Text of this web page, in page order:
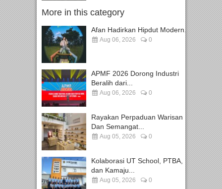
More in this category
Afan Hadirkan Hipdut Modern...
Aug 06, 2026 0
APMF 2026 Dorong Industri
Beralih dari...
Aug 06, 2026 0
Rayakan Perpaduan Warisan
Dan Semangat...
Aug 05, 2026 0
Kolaborasi UT School, PTBA,
dan Kamaju...
Aug 05, 2026 0